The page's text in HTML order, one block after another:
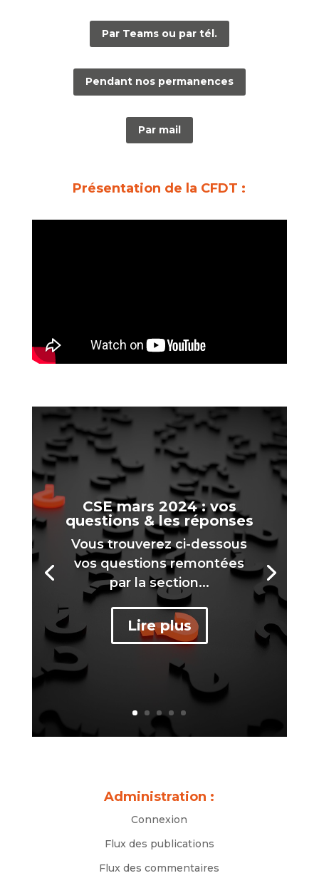
Par Teams ou par tél.
Pendant nos permanences
Par mail
Présentation de la CFDT :
CSE mars 2024 : vos
questions & les réponses
Vous trouverez ci-dessous
vos questions remontées
par la section...
Lire plus
Administration :
Connexion
Flux des publications
Flux des commentaires